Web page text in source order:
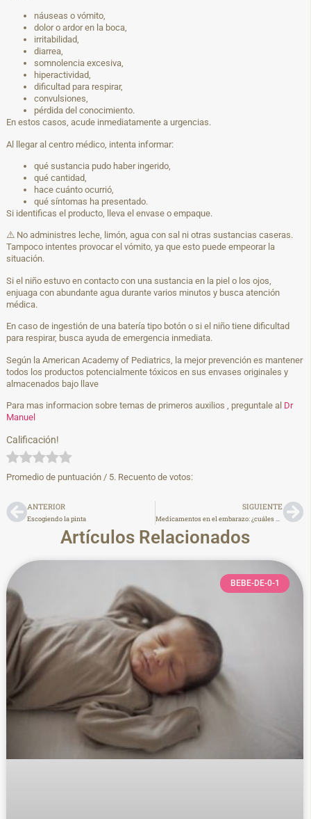
náuseas o vómito,
dolor o ardor en la boca,
irritabilidad,
diarrea,
somnolencia excesiva,
hiperactividad,
dificultad para respirar,
convulsiones,
pérdida del conocimiento.
En estos casos, acude inmediatamente a urgencias.
Al llegar al centro médico, intenta informar:
qué sustancia pudo haber ingerido,
qué cantidad,
hace cuánto ocurrió,
qué síntomas ha presentado.
Si identificas el producto, lleva el envase o empaque.
⚠️ No administres leche, limón, agua con sal ni otras sustancias caseras.
Tampoco intentes provocar el vómito, ya que esto puede empeorar la
situación.
Si el niño estuvo en contacto con una sustancia en la piel o los ojos,
enjuaga con abundante agua durante varios minutos y busca atención
médica.
En caso de ingestión de una batería tipo botón o si el niño tiene dificultad
para respirar, busca ayuda de emergencia inmediata.
Según la American Academy of Pediatrics , la mejor prevención es mantener
todos los productos potencialmente tóxicos en sus envases originales y
almacenados bajo llave
Para mas informacion sobre temas de primeros auxilios , preguntale al Dr
Manuel
Calificación!
Promedio de puntuación / 5. Recuento de votos:
ANTERIOR
Escogiendo la pinta
SIGUIENTE
Medicamentos en el embarazo: ¿cuáles son seguros y cuáles no?
Artículos Relacionados
BEBE-DE-0-1